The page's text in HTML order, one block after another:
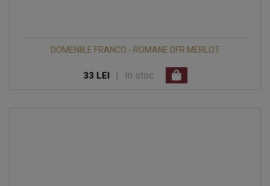
DOMENIILE FRANCO - ROMANE DFR MERLOT
33 LEI In stoc